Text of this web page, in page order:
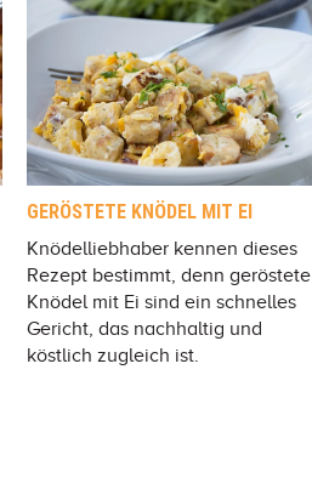
GERÖSTETE KNÖDEL MIT EI
Knödelliebhaber kennen dieses
Rezept bestimmt, denn geröstete
Knödel mit Ei sind ein schnelles
Gericht, das nachhaltig und
köstlich zugleich ist.